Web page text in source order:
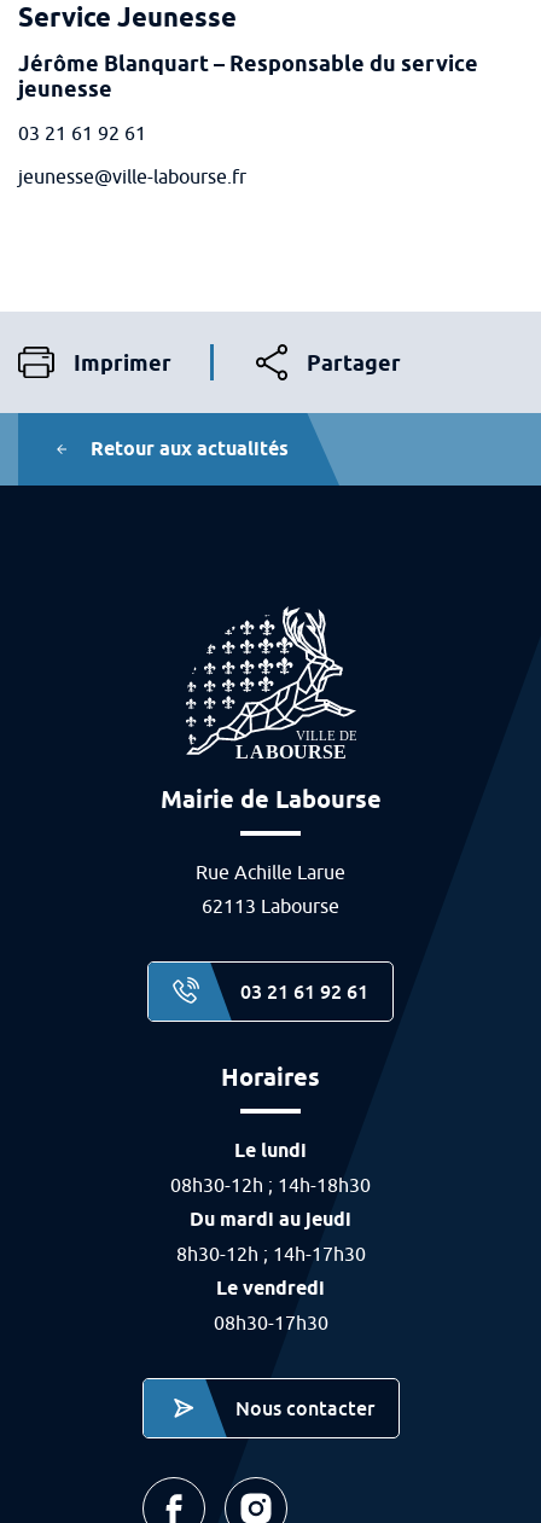
Service Jeunesse
Jérôme Blanquart – Responsable du service
jeunesse
03 21 61 92 61
jeunesse@ville-labourse.fr
Imprimer Partager
Retour aux actualités
Mairie de Labourse
Rue Achille Larue
62113 Labourse
03 21 61 92 61
Horaires
Le lundi
08h30-12h ; 14h-18h30
Du mardi au jeudi
8h30-12h ; 14h-17h30
Le vendredi
08h30-17h30
Nous contacter
Ville de Labourse - Page facebook (nouvel
Ville de Labourse - page